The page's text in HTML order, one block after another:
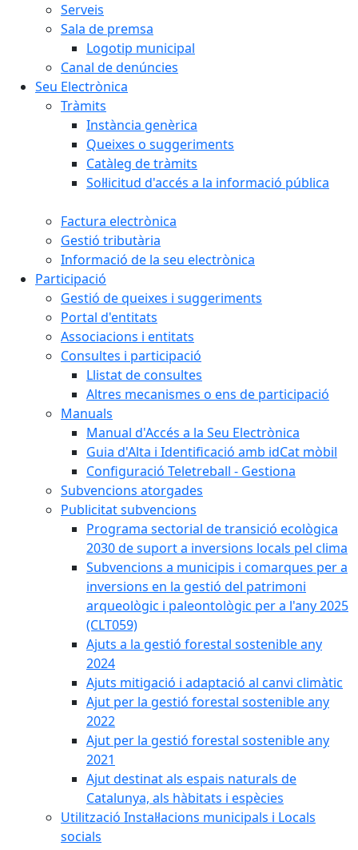
Serveis
Sala de premsa
Logotip municipal
Canal de denúncies
Seu Electrònica
Tràmits
Instància genèrica
Queixes o suggeriments
Catàleg de tràmits
Sol·licitud d'accés a la informació pública
Factura electrònica
Gestió tributària
Informació de la seu electrònica
Participació
Gestió de queixes i suggeriments
Portal d'entitats
Associacions i entitats
Consultes i participació
Llistat de consultes
Altres mecanismes o ens de participació
Manuals
Manual d'Accés a la Seu Electrònica
Guia d'Alta i Identificació amb idCat mòbil
Configuració Teletreball - Gestiona
Subvencions atorgades
Publicitat subvencions
Programa sectorial de transició ecològica
2030 de suport a inversions locals pel clima
Subvencions a municipis i comarques per a
inversions en la gestió del patrimoni
arqueològic i paleontològic per a l'any 2025
(CLT059)
Ajuts a la gestió forestal sostenible any
2024
Ajuts mitigació i adaptació al canvi climàtic
Ajut per la gestió forestal sostenible any
2022
Ajut per la gestió forestal sostenible any
2021
Ajut destinat als espais naturals de
Catalunya, als hàbitats i espècies
Utilització Instal·lacions municipals i Locals
socials